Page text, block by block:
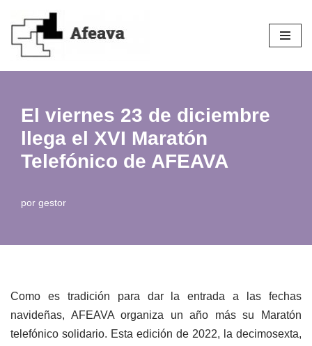
Saltar
El viernes 23 de diciembre
llega el XVI Maratón
Telefónico de AFEAVA
por gestor
Como es tradición para dar la entrada a las fechas
navideñas, AFEAVA organiza un año más su Maratón
telefónico solidario. Esta edición de 2022, la decimosexta,